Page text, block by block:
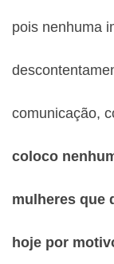
pois nenhuma
comunicação,
coloco
mulheres que
hoje por